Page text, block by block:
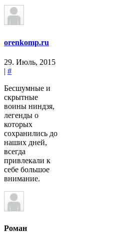
orenkomp.ru
29. Июль, 2015
| #
Бесшумные и
скрытные
воины ниндзя,
легенды о
которых
сохранились до
наших дней,
всегда
привлекали к
себе большое
внимание.
Роман